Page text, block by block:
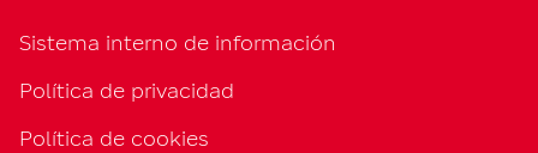
Sistema interno de información
Política de privacidad
Política de cookies